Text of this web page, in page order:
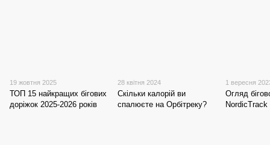
19 жовтня 2025
ТОП 15 найкращих бігових
доріжок 2025-2026 років
28 квітня 2024
Скільки калорій ви
спалюєте на Орбітреку?
1 вересня
Огляд